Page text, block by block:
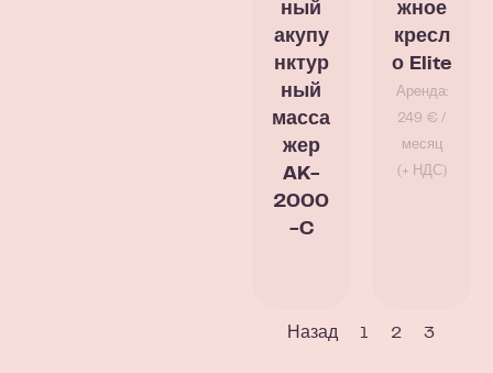
ный
акупу
нктур
ный
масса
жер
AK-
2000
-C
жное
кресл
о Elite
Аренда:
249 € /
месяц
(+ НДС)
Назад 1 2 3